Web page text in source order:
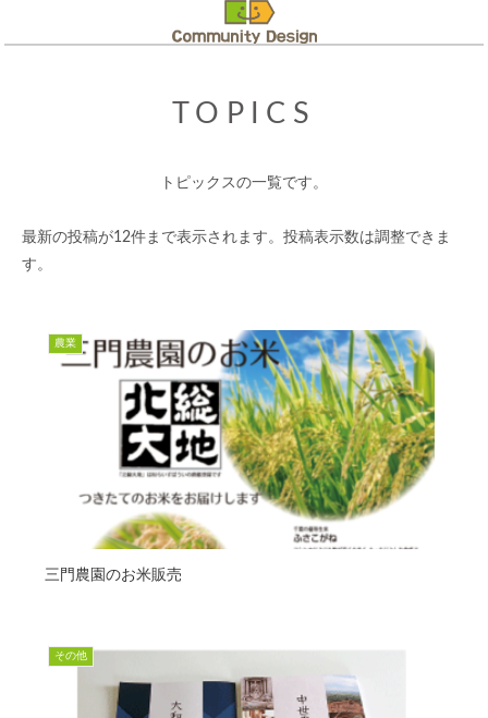
TOPICS
トピックスの一覧です。
最新の投稿が12件まで表示されます。投稿表示数は調整できま
す。
農業
三門農園のお米販売
その他